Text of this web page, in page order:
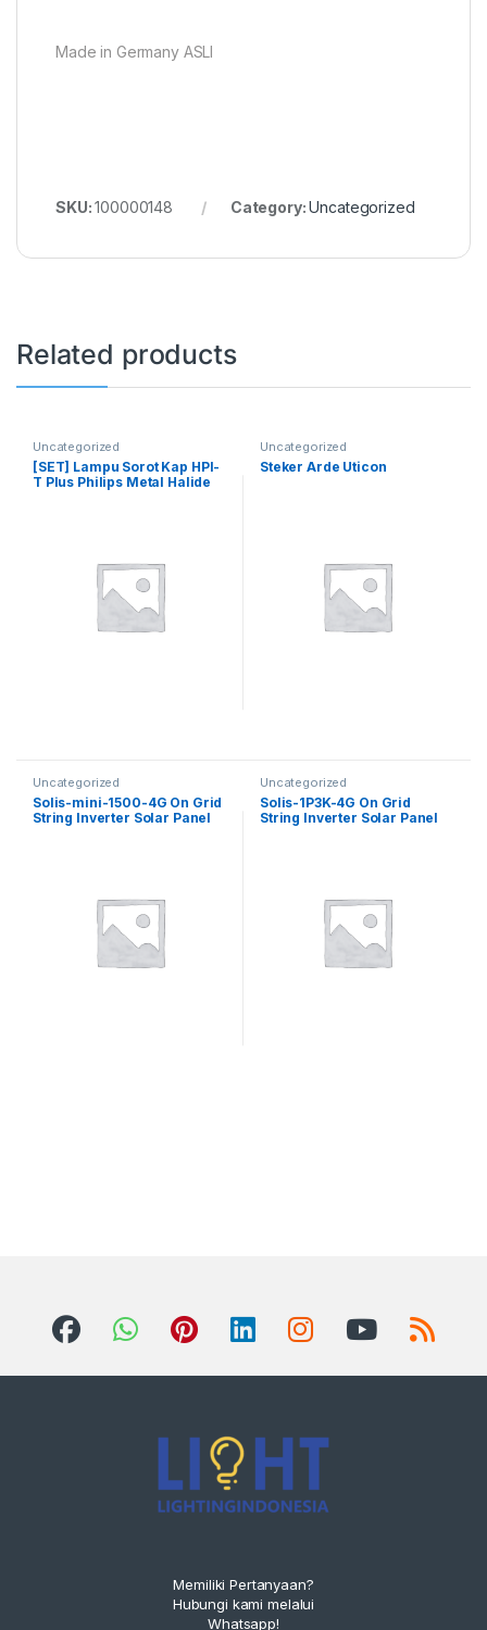
Made in Germany ASLI
SKU:100000148 Category:Uncategorized
Related products
Uncategorized
[SET] Lampu Sorot Kap HPI-
T Plus Philips Metal Halide
Uncategorized
Steker Arde Uticon
Uncategorized
Solis-mini-1500-4G On Grid
String Inverter Solar Panel
Uncategorized
Solis-1P3K-4G On Grid
String Inverter Solar Panel
Memiliki Pertanyaan?
Hubungi kami melalui
Whatsapp!